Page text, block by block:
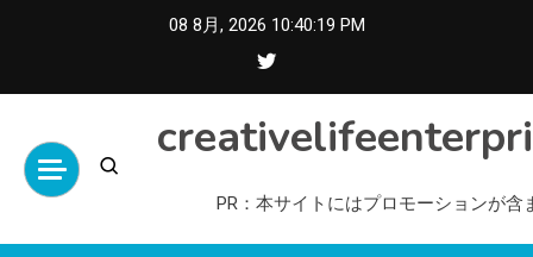
08 8月, 2026 10:40:19 PM
PR：本サイトにはプロモーションが含